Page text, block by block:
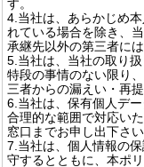
す。
4.当社は、あらかじめ
れている場合を除き、
承継先以外の第三者に
5.当社は、当社の取り
特段の事情のない限り
三者からの漏えい・再
6.当社は、保有個人デ
合理的な範囲で対応い
窓口までお申し出下さい
7.当社は、個人情報の
守するとともに、本ポ